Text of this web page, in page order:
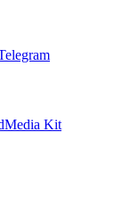
Media Kit